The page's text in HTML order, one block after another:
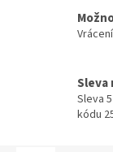
Sleva
Sleva
kódu